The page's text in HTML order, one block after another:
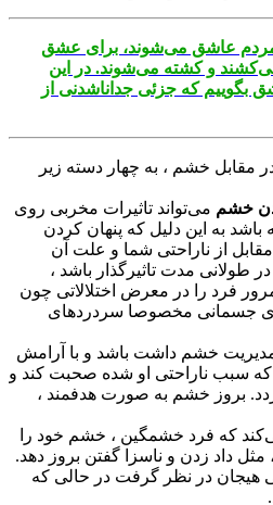
عاشق می‌شوند، برای عشق
و کشته می‌شوند. در این
که جزئی جداناشدنی از
خشم ، به چهار دسته زیر
می‌تواند تاثیرات مخربی روی
به این دلیل که پنهان کردن
ناراحتی شما و علت آن
مدت تاثیرگذار باشد ،
را در معرض اختلالاتی چون
مخصوصا سردردهای
خشم داشت باشد و با آرامش
ناراحتی او شده صحبت کند و
خشم به صورت هدفمند ،
که فرد خشمگین ، خشم خود را
زدن و ناسزا گفتن بروز دهد.
در نظر گرفت در حالی که